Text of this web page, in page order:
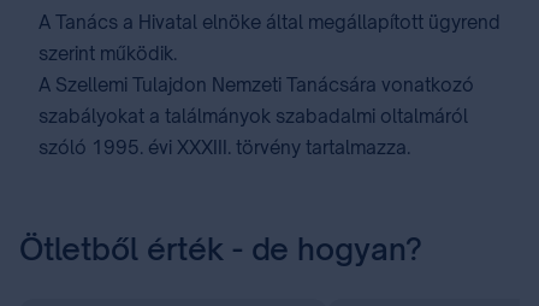
A Tanács a Hivatal elnöke által megállapított ügyrend
szerint működik.
A Szellemi Tulajdon Nemzeti Tanácsára vonatkozó
szabályokat a találmányok szabadalmi oltalmáról
szóló 1995. évi XXXIII. törvény tartalmazza.
Ötletből érték - de hogyan?